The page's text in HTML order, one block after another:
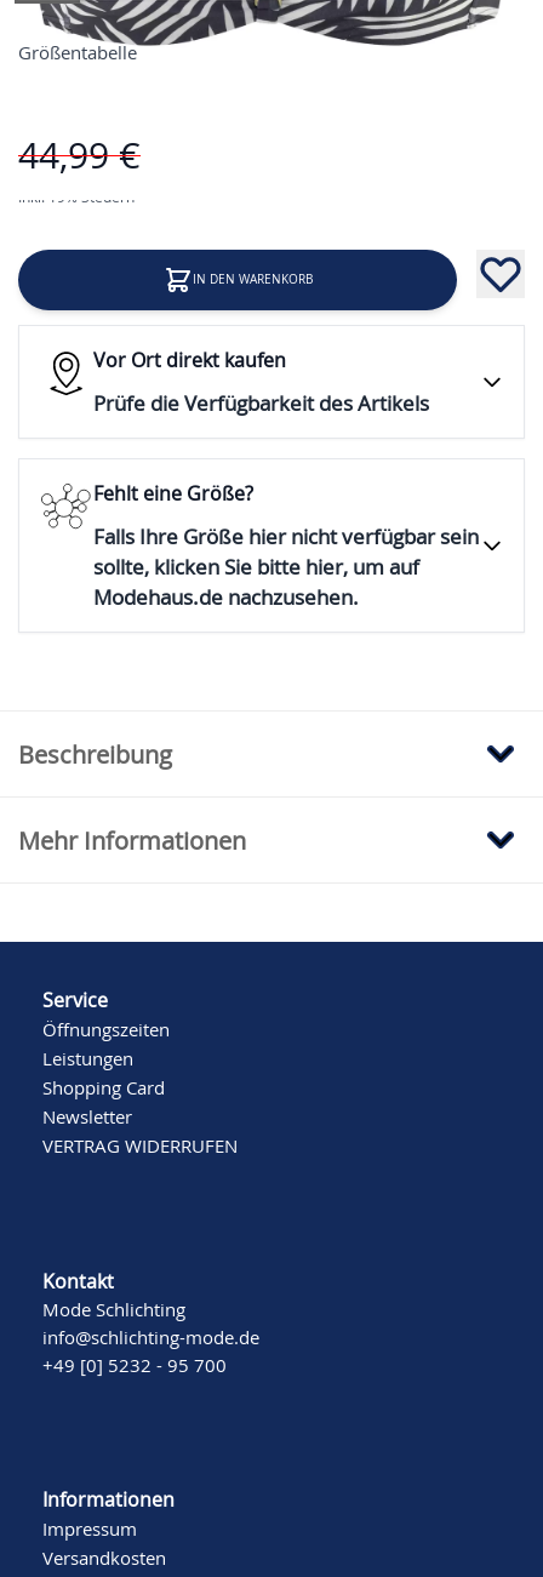
Größentabelle
44,99 €
Inkl. 19% Steuern
IN DEN WARENKORB
Vor Ort direkt kaufen
Prüfe die Verfügbarkeit des Artikels
Fehlt eine Größe?
Falls Ihre Größe hier nicht verfügbar sein
sollte, klicken Sie bitte hier, um auf
Modehaus.de nachzusehen.
Beschreibung
Mehr Informationen
Service
Öffnungszeiten
Leistungen
Shopping Card
Newsletter
VERTRAG WIDERRUFEN
Kontakt
Mode Schlichting
info@schlichting-mode.de
+49 [0] 5232 - 95 700
Informationen
Impressum
Versandkosten